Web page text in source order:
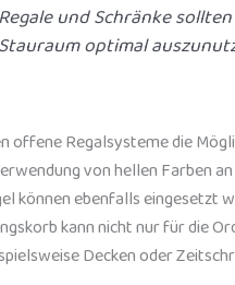
Regale und Schränke
Stauraum optimal
offene Regalsysteme die
von hellen Farben
können ebenfalls eingesetzt
kann nicht nur für die
Decken oder